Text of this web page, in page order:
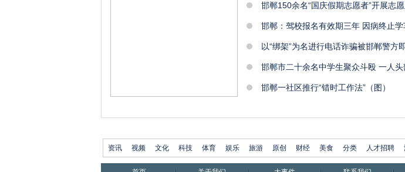
邯郸150余名“国庆假期志愿者”开展志
邯郸：驾校报名有效期三年 因病终止
以“绑架”为名进行电话诈骗被邯郸警方
邯郸市二十余名中学生聚众斗殴 一人
邯郸一社区推行“错时工作法”（图）
资讯 视频 文化 科技 体育 娱乐 旅游 原创 财经 美食 分类 人才招聘